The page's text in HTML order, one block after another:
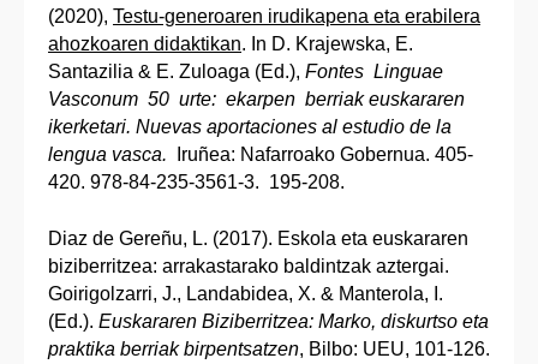
(2020), Testu-generoaren irudikapena eta erabilera
ahozkoaren didaktikan. In D. Krajewska, E.
Santazilia & E. Zuloaga (Ed.), Fontes Linguae
Vasconum 50 urte: ekarpen berriak euskararen
ikerketari. Nuevas aportaciones al estudio de la
lengua vasca. Iruñea: Nafarroako Gobernua. 405-
420. 978-84-235-3561-3. 195-208.
Diaz de Gereñu, L. (2017). Eskola eta euskararen
biziberritzea: arrakastarako baldintzak aztergai.
Goirigolzarri, J., Landabidea, X. & Manterola, I.
(Ed.). Euskararen Biziberritzea: Marko, diskurtso eta
praktika berriak birpentsatzen, Bilbo: UEU, 101-126.